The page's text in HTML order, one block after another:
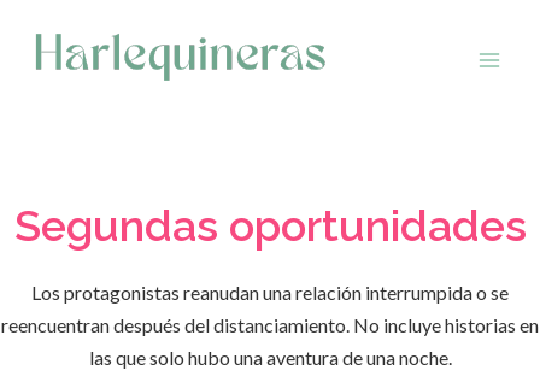
contenido
Segundas oportunidades
Los protagonistas reanudan una relación interrumpida o se
reencuentran después del distanciamiento. No incluye historias en
las que solo hubo una aventura de una noche.